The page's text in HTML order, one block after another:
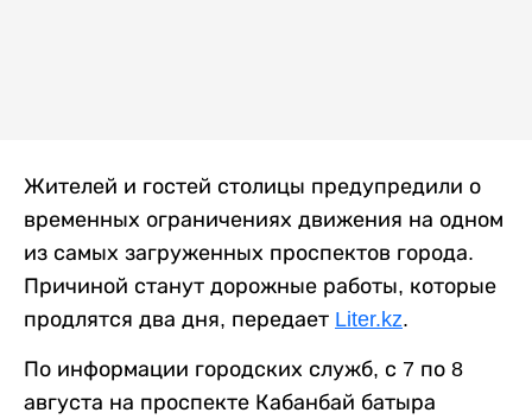
Жителей и гостей столицы предупредили о
временных ограничениях движения на одном
из самых загруженных проспектов города.
Причиной станут дорожные работы, которые
продлятся два дня, передает Liter.kz.
По информации городских служб, с 7 по 8
августа на проспекте Кабанбай батыра